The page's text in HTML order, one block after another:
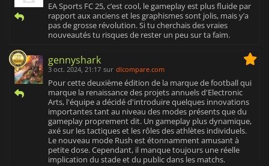
EA Sports FC 25, c’est cool, le gameplay est plus fluide par
rapport aux anciens et les graphismes sont jolis, mais y’a
pas de grosse révolution. Si tu cherchais des vraies
nouveautés tu risques de rester un peu sur ta faim.
gennyshark
3 oct. 2024, 21:17 sur dlcompare.com
Pour cette deuxième édition de la marque de football qui
marque la renaissance des projets annuels d'Electronic
Arts, l'équipe a décidé d'introduire quelques innovations
importantes tant au niveau des modes présents que du
gameplay proprement dit. Un gameplay plus dynamique,
axé sur les tactiques et les rôles des athlètes individuels.
Le nouveau mode Rush est étonnamment amusant à
petite dose. Cependant, il manque toujours une réelle
implication du stade et du public dans les matchs.